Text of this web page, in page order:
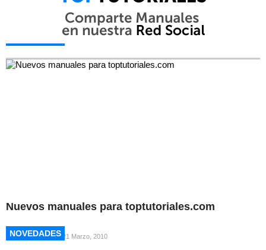
Nuevos manuales para toptutoriales.com
NOVEDADES 21 Marzo, 2010
NOVEDADES
NOVEDADES